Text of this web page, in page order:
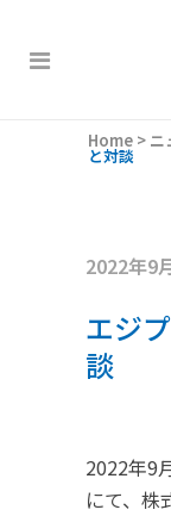
Home > ニ
と対談
2022年9
エジ
談
2022年9
にて、株